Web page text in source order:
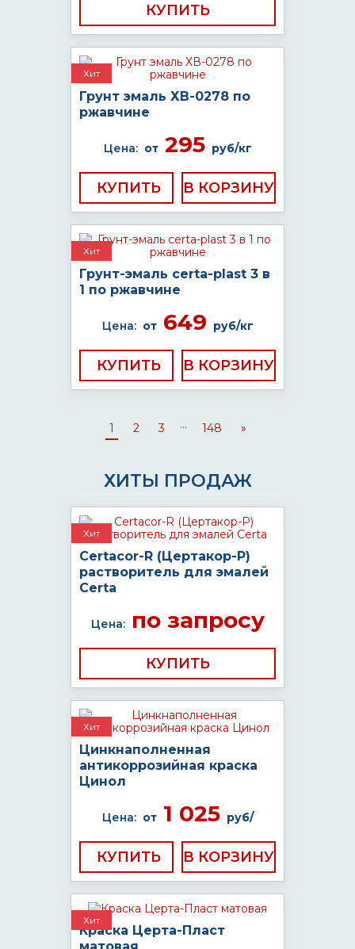
КУПИТЬ
Хит
Грунт эмаль ХВ-0278 по
ржавчине
Цена: от295 руб/кг
КУПИТЬ
Хит
Грунт-эмаль certa-plast 3 в
1 по ржавчине
Цена: от649 руб/кг
КУПИТЬ
1 2 3 ... 148 »
ХИТЫ ПРОДАЖ
Хит
Certacor-R (Цертакор-Р)
растворитель для эмалей
Certa
Цена:по запросу
КУПИТЬ
Хит
Цинкнаполненная
антикоррозийная краска
Цинол
Цена: от1 025 руб/
КУПИТЬ
Хит
Краска Церта-Пласт